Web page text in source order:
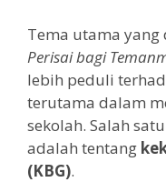
Tema utama yang
Perisai bagi
lebih peduli
terutama dalam
sekolah. Salah
adalah tentang
(KBG).